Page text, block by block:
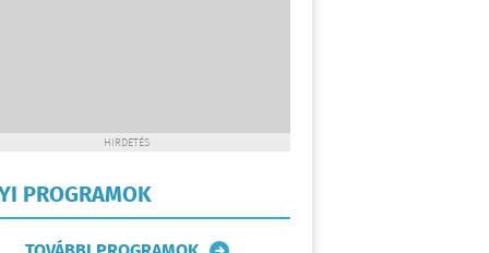
HIRDETÉS
PROGRAMOK